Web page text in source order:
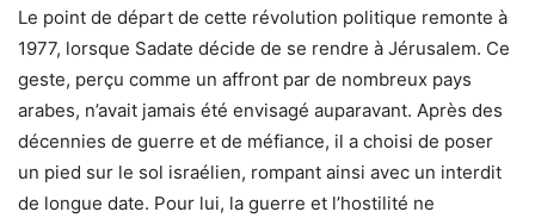
Le point de départ de cette révolution politique remonte à
1977, lorsque Sadate décide de se rendre à Jérusalem. Ce
geste, perçu comme un affront par de nombreux pays
arabes, n’avait jamais été envisagé auparavant. Après des
décennies de guerre et de méfiance, il a choisi de poser
un pied sur le sol israélien, rompant ainsi avec un interdit
de longue date. Pour lui, la guerre et l’hostilité ne